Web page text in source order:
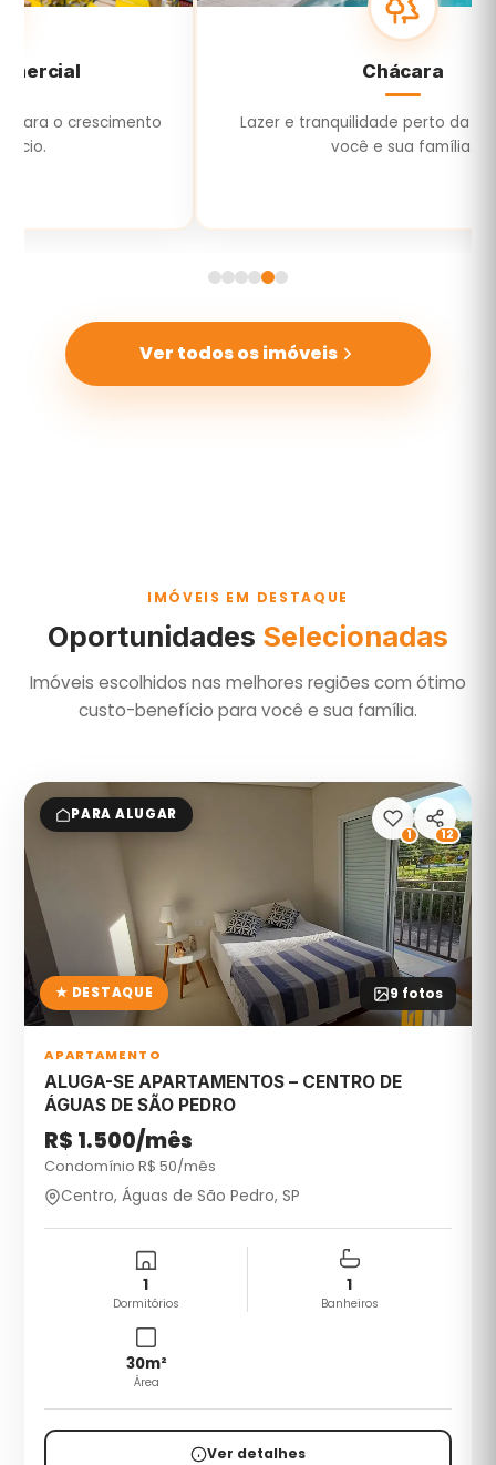
Lazer e tranquilidade perto da cidade para
Ver todos os imóveis
IMÓVEIS EM DESTAQUE
Oportunidades Selecionadas
Imóveis escolhidos nas melhores regiões com ótimo
custo-benefício para você e sua família.
PARA ALUGAR
9 fotos
★ DESTAQUE
1 12
APARTAMENTO
ALUGA-SE APARTAMENTOS – CENTRO DE
ÁGUAS DE SÃO PEDRO
R$ 1.500/mês
Condomínio R$50/mês
Centro, Águas de São Pedro, SP
1
Dormitórios
1
Banheiros
30m²
Área
Ver detalhes